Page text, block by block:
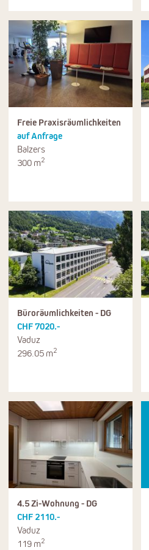
Freie Praxisräumlichkeiten
auf Anfrage
Balzers
300 m2
Büroräumlichkeiten - DG
CHF 7020.-
Vaduz
296.05 m2
4.5 Zi-Wohnung - DG
CHF 2110.-
Vaduz
119 m2